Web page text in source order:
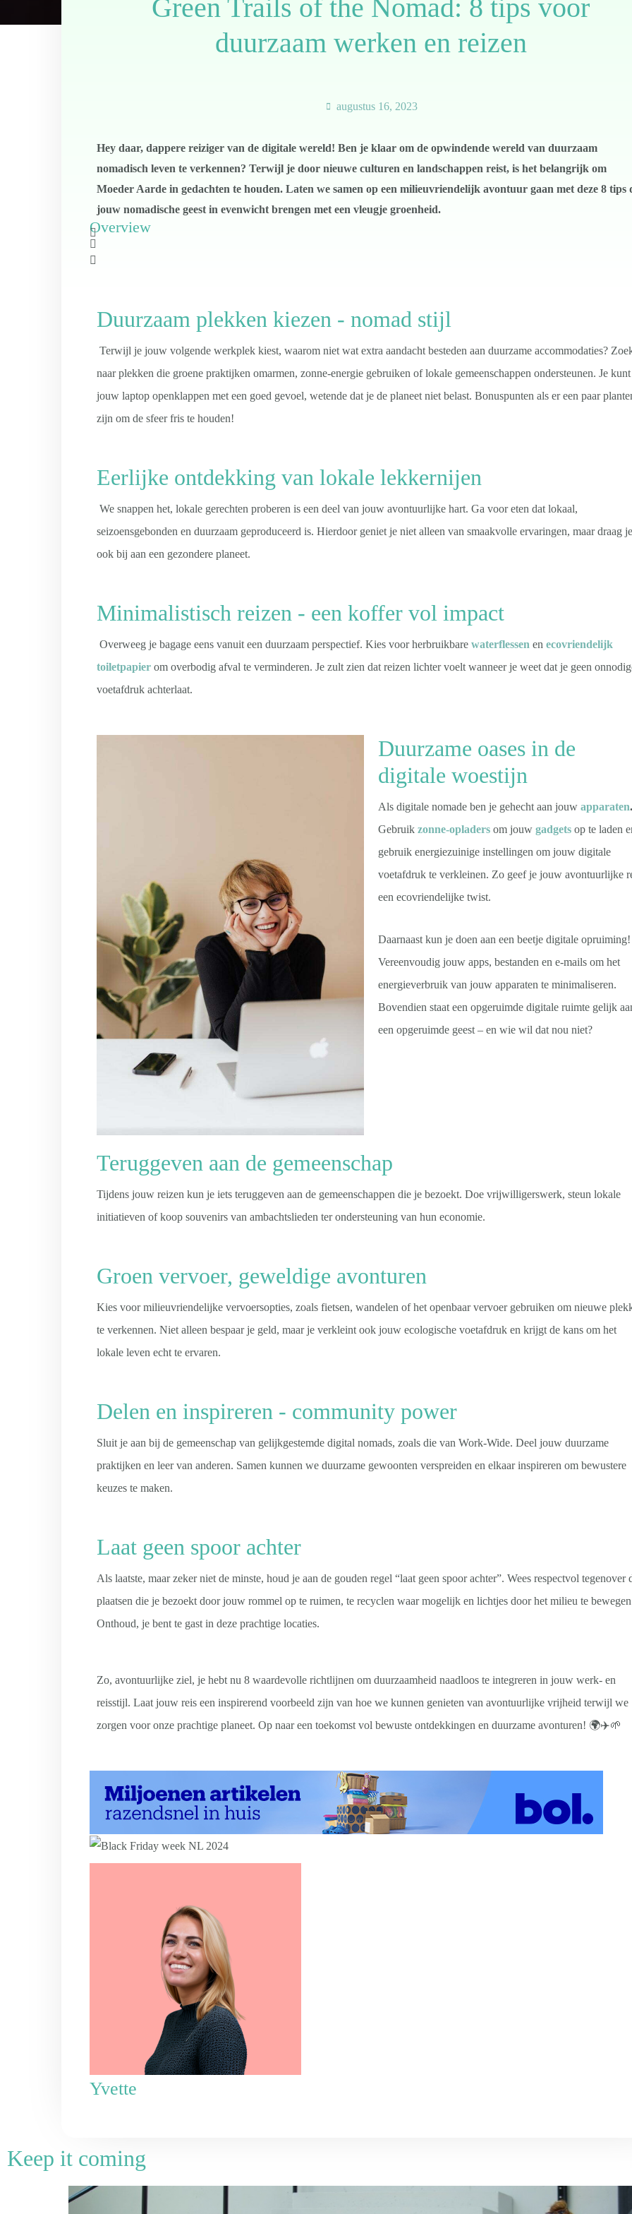
Green Trails of the Nomad: 8 tips voor
duurzaam werken en reizen
augustus 16, 2023
Hey daar, dappere reiziger van de digitale wereld! Ben je klaar om de opwindende wereld van duurzaam
nomadisch leven te verkennen? Terwijl je door nieuwe culturen en landschappen reist, is het belangrijk om
Moeder Aarde in gedachten te houden. Laten we samen op een milieuvriendelijk avontuur gaan met deze 8 tips
jouw nomadische geest in evenwicht brengen met een vleugje groenheid.
Overview
Duurzaam plekken kiezen - nomad stijl
Terwijl je jouw volgende werkplek kiest, waarom niet wat extra aandacht besteden aan duurzame accommodaties?
naar plekken die groene praktijken omarmen, zonne-energie gebruiken of lokale gemeenschappen ondersteunen. Je kunt
jouw laptop openklappen met een goed gevoel, wetende dat je de planeet niet belast. Bonuspunten als er een paar
zijn om de sfeer fris te houden!
Eerlijke ontdekking van lokale lekkernijen
We snappen het, lokale gerechten proberen is een deel van jouw avontuurlijke hart. Ga voor eten dat lokaal,
seizoensgebonden en duurzaam geproduceerd is. Hierdoor geniet je niet alleen van smaakvolle ervaringen, maar draag je
ook bij aan een gezondere planeet.
Minimalistisch reizen - een koffer vol impact
Overweeg je bagage eens vanuit een duurzaam perspectief. Kies voor herbruikbare waterflessen en ecovriendelijk
toiletpapier om overbodig afval te verminderen. Je zult zien dat reizen lichter voelt wanneer je weet dat je geen
voetafdruk achterlaat.
Duurzame oases in de
digitale woestijn
Als digitale nomade ben je gehecht aan jouw apparaten.
Gebruik zonne-opladers om jouw gadgetsop te laden
gebruik energiezuinige instellingen om jouw digitale
voetafdruk te verkleinen. Zo geef je jouw avontuurlijke
een ecovriendelijke twist.
Daarnaast kun je doen aan een beetje digitale opruiming!
Vereenvoudig jouw apps, bestanden en e-mails om het
energieverbruik van jouw apparaten te minimaliseren.
Bovendien staat een opgeruimde digitale ruimte gelijk
een opgeruimde geest – en wie wil dat nou niet?
Teruggeven aan de gemeenschap
Tijdens jouw reizen kun je iets teruggeven aan de gemeenschappen die je bezoekt. Doe vrijwilligerswerk, steun lokale
initiatieven of koop souvenirs van ambachtslieden ter ondersteuning van hun economie.
Groen vervoer, geweldige avonturen
Kies voor milieuvriendelijke vervoersopties, zoals fietsen, wandelen of het openbaar vervoer gebruiken om nieuwe
te verkennen. Niet alleen bespaar je geld, maar je verkleint ook jouw ecologische voetafdruk en krijgt de kans om het
lokale leven echt te ervaren.
Delen en inspireren - community power
Sluit je aan bij de gemeenschap van gelijkgestemde digital nomads, zoals die van Work-Wide. Deel jouw duurzame
praktijken en leer van anderen. Samen kunnen we duurzame gewoonten verspreiden en elkaar inspireren om bewustere
keuzes te maken.
Laat geen spoor achter
Als laatste, maar zeker niet de minste, houd je aan de gouden regel “laat geen spoor achter”. Wees respectvol tegenover
plaatsen die je bezoekt door jouw rommel op te ruimen, te recyclen waar mogelijk en lichtjes door het milieu te
Onthoud, je bent te gast in deze prachtige locaties.
Zo, avontuurlijke ziel, je hebt nu 8 waardevolle richtlijnen om duurzaamheid naadloos te integreren in jouw werk- en
reisstijl. Laat jouw reis een inspirerend voorbeeld zijn van hoe we kunnen genieten van avontuurlijke vrijheid terwijl we
zorgen voor onze prachtige planeet. Op naar een toekomst vol bewuste ontdekkingen en duurzame avonturen! 🌍✈️🌱
Yvette
Keep it coming